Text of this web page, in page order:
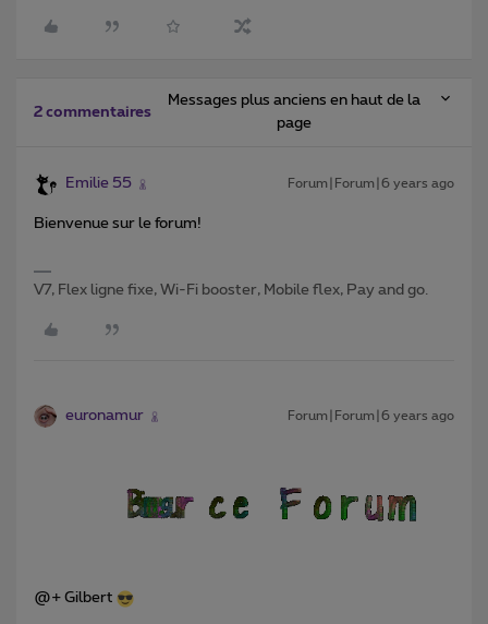
2 commentaires
Messages plus anciens en haut de la
page
Emilie 55 Forum|Forum|6 years ago
Bienvenue sur le forum!
V7, Flex ligne fixe, Wi-Fi booster, Mobile flex, Pay and go.
euronamur Forum|Forum|6 years ago
@+ Gilbert